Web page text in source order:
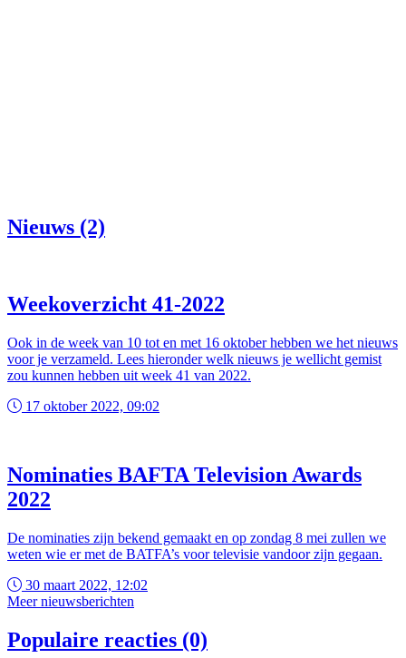
Nieuws (2)
Weekoverzicht 41-2022
Ook in de week van 10 tot en met 16 oktober hebben we het nieuws
voor je verzameld. Lees hieronder welk nieuws je wellicht gemist
zou kunnen hebben uit week 41 van 2022.
17 oktober 2022, 09:02
Nominaties BAFTA Television Awards
2022
De nominaties zijn bekend gemaakt en op zondag 8 mei zullen we
weten wie er met de BATFA’s voor televisie vandoor zijn gegaan.
30 maart 2022, 12:02
Meer nieuwsberichten
Populaire reacties (0)